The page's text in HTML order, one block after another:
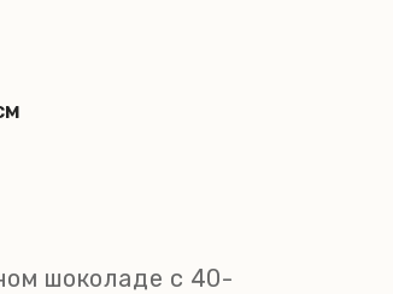
шоколаде с 40-